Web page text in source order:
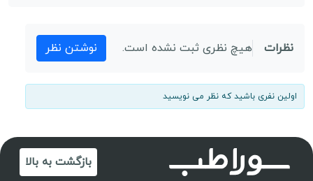
نظرات هیچ نظری ثبت نشده است. نوشتن نظر
اولین نفری باشید که نظر می نویسید
بازگشت به بالا